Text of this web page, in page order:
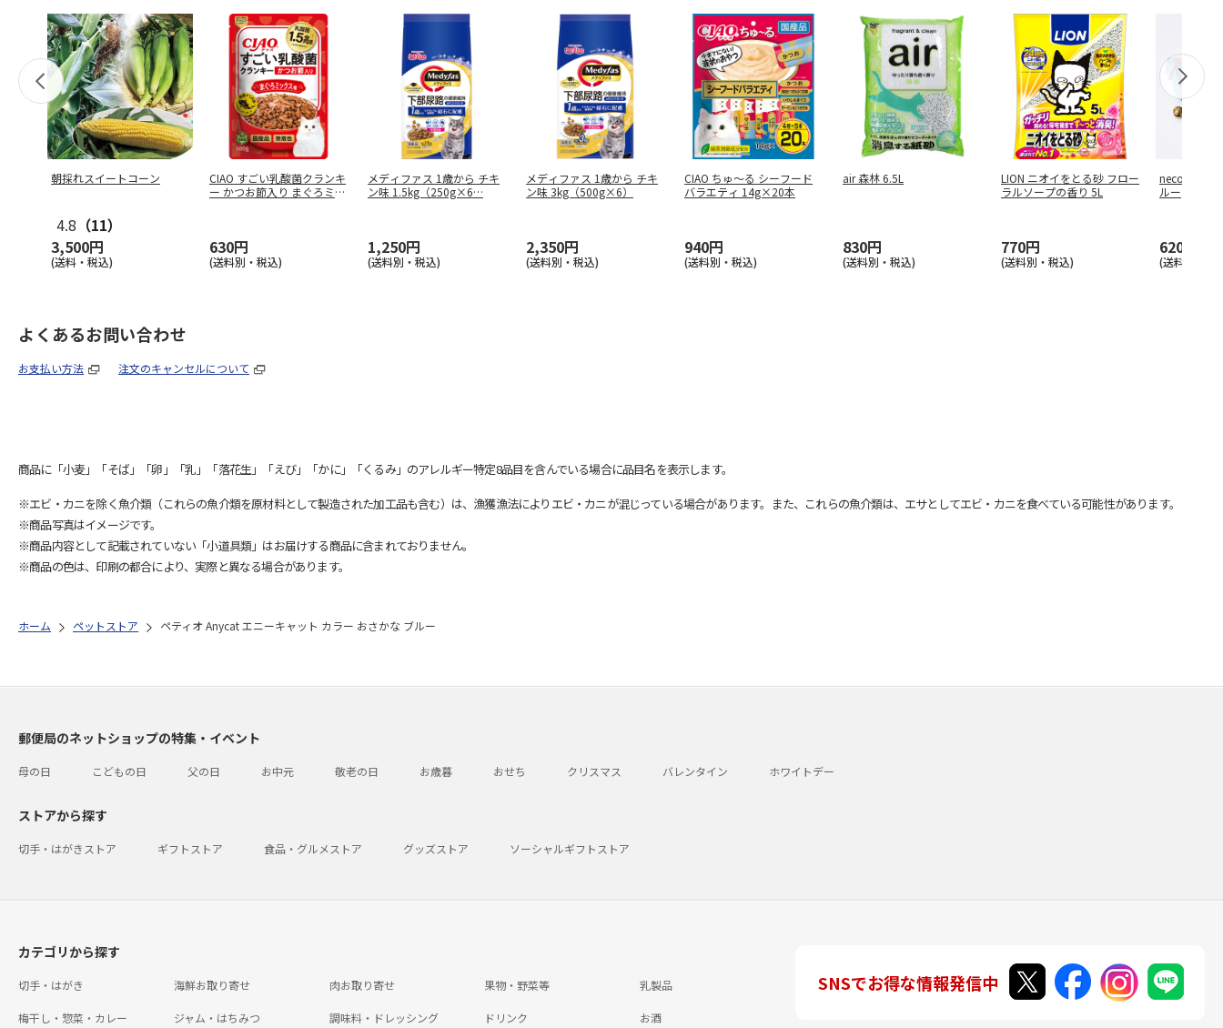
朝採れスイートコーン
4.8 （11）
3,500円
(送料・税込)
CIAO すごい乳酸菌クランキ
ー かつお節入り まぐろミッ
630円
(送料別・税込)
メディファス 1歳から チキ
ン味 1.5kg（250g×6…
1,250円
(送料別・税込)
メディファス 1歳から チキ
ン味 3kg（500g×6）
2,350円
(送料別・税込)
CIAO ちゅ～る シーフード
バラエティ 14g×20本
940円
(送料別・税込)
air 森林 6.5L
830円
(送料別・税込)
LION ニオイをとる砂 フロー
ラルソープの香り 5L
770円
(送料別・税込)
necoco キ
ルー
620円
(送料別・税
よくあるお問い合わせ
お支払い方法 注文のキャンセルについて
商品に「小麦」「そば」「卵」「乳」「落花生」「えび」「かに」「くるみ」のアレルギー特定8品目を含んでいる場合に品目名を表示します。
※エビ・カニを除く魚介類（これらの魚介類を原材料として製造された加工品も含む）は、漁獲漁法によりエビ・カニが混じっている場合があります。また、これらの魚介類は、エサとしてエビ・カニを食べている可能性があります。
※商品写真はイメージです。
※商品内容として記載されていない「小道具類」はお届けする商品に含まれておりません。
※商品の色は、印刷の都合により、実際と異なる場合があります。
ホーム ペットストア ペティオ Anycat エニーキャット カラー おさかな ブルー
郵便局のネットショップの特集・イベント
母の日 こどもの日 父の日 お中元 敬老の日 お歳暮 おせち クリスマス バレンタイン ホワイトデー
ストアから探す
切手・はがきストア ギフトストア 食品・グルメストア グッズストア ソーシャルギフトストア
カテゴリから探す
切手・はがき 海鮮お取り寄せ 肉お取り寄せ 果物・野菜等 乳製品
梅干し・惣菜・カレー ジャム・はちみつ 調味料・ドレッシング ドリンク お酒
SNSでお得な情報発信中